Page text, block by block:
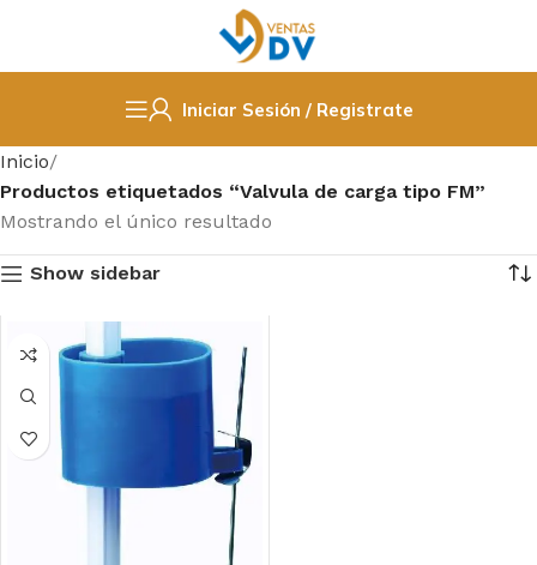
Iniciar Sesión / Registrate
Inicio
Productos etiquetados “Valvula de carga tipo FM”
Mostrando el único resultado
Show sidebar